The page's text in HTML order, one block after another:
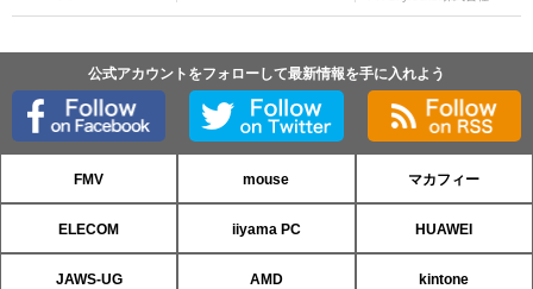
公式アカウントをフォローして最新情報を手に入れよう
FMV mouse マカフィー
ELECOM iiyama PC HUAWEI
JAWS-UG AMD kintone